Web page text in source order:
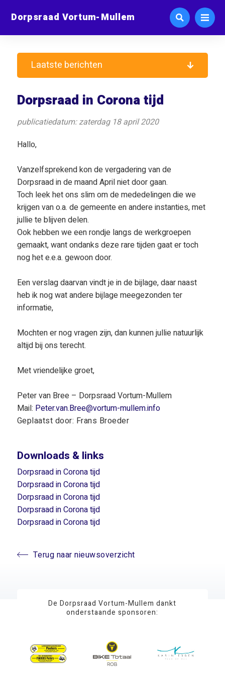
Dorpsraad Vortum-Mullem
Dorpsraad in Corona tijd
publicatiedatum: zaterdag 18 april 2020
Hallo,
Vanzelfsprekend kon de vergadering van de
Dorpsraad in de maand April niet door gaan.
Toch leek het ons slim om de mededelingen die we
krijgen van o.a. de gemeente en andere instanties, met
jullie te blijven delen.
Ook hebben we een rondje langs de werkgroepen
gemaakt, want ondanks deze rare tijden gaat er toch
nog het e.e.a. gewoon door.
Een verslag daarvan vindt je in de bijlage, daar naast
heb ik nog wat andere bijlage meegezonden ter
informatie,
Mochten er nog vragen zijn, dan kunnen jullie natuurlijk
altijd bij ons terecht.
Met vriendelijke groet,
Peter van Bree – Dorpsraad Vortum-Mullem
Mail: Peter.van.Bree@vortum-mullem.info
Geplaatst door: Frans Broeder
Downloads & links
Dorpsraad in Corona tijd
Dorpsraad in Corona tijd
Dorpsraad in Corona tijd
Dorpsraad in Corona tijd
Dorpsraad in Corona tijd
Terug naar nieuwsoverzicht
Laatste berichten
De Dorpsraad Vortum-Mullem dankt
onderstaande sponsoren: